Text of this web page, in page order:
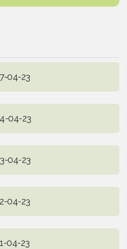
04-23
04-23
04-23
04-23
04-23